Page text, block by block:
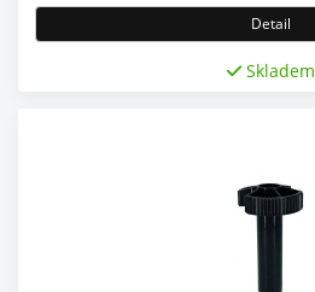
Detail
Skladem